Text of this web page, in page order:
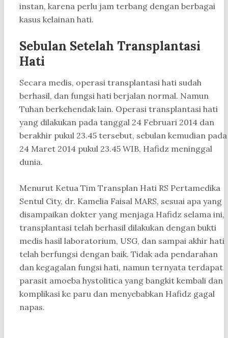
instan, karena perlu jam terbang dengan berbagai
kasus kelainan hati.
Sebulan Setelah Transplantasi
Hati
Secara medis, operasi transplantasi hati sudah
berhasil, dan fungsi hati berjalan normal. Namun
Tuhan berkehendak lain. Operasi transplantasi hati
yang dilakukan pada tanggal 24 Februari 2014 dan
berakhir pukul 23.45 tersebut, sebulan kemudian pada
24 Maret 2014 pukul 23.45 WIB, Hafidz meninggal
dunia.
Menurut Ketua Tim Transplan Hati RS Pertamedika
Sentul City, dr. Kamelia Faisal MARS, sesuai apa yang
disampaikan dokter yang menjaga Hafidz selama ini,
transplantasi telah berhasil dilakukan dengan bukti
medis hasil laboratorium, USG, dan sampai akhir hati
telah berfungsi dengan baik. Tidak ada pendarahan
dan kegagalan fungsi hati, namun ternyata terdapat
parasit amoeba hystolitica yang bangkit kembali dan
komplikasi ke paru dan menyebabkan Hafidz gagal
napas.